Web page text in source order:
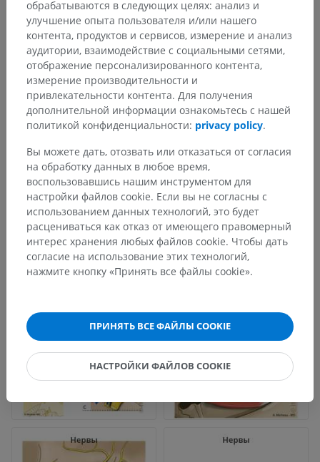
обрабатываются в следующих целях: анализ и
улучшение опыта пользователя и/или нашего
контента, продуктов и сервисов, измерение и анализ
аудитории, взаимодействие с социальными сетями,
отображение персонализированного контента,
измерение производительности и
привлекательности контента. Для получения
дополнительной информации ознакомьтесь с нашей
политикой конфиденциальности: privacy policy.
Вы можете дать, отозвать или отказаться от согласия
на обработку данных в любое время,
воспользовавшись нашим инструментом для
настройки файлов cookie. Если вы не согласны с
использованием данных технологий, это будет
расцениваться как отказ от имеющего правомерный
интерес хранения любых файлов cookie. Чтобы дать
согласие на использование этих технологий,
нажмите кнопку «Принять все файлы cookie».
ПРИНЯТЬ ВСЕ ФАЙЛЫ COOKIE
НАСТРОЙКИ ФАЙЛОВ COOKIE